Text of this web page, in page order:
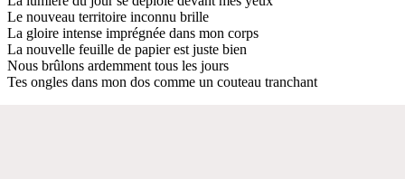
Le nouveau territoire inconnu brille
La gloire intense imprégnée dans mon corps
La nouvelle feuille de papier est juste bien
Nous brûlons ardemment tous les jours
Tes ongles dans mon dos comme un couteau tranchant